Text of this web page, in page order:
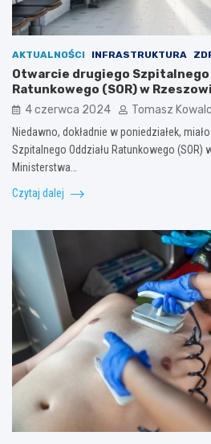
AKTUALNOŚCI INFRASTRUKTURA
Otwarcie drugiego Szpitalnego
Ratunkowego (SOR) w
4 czerwca 2024 Tomasz
Niedawno, dokładnie w poniedziałek,
Szpitalnego Oddziału Ratunkowego
Ministerstwa…
Czytaj dalej